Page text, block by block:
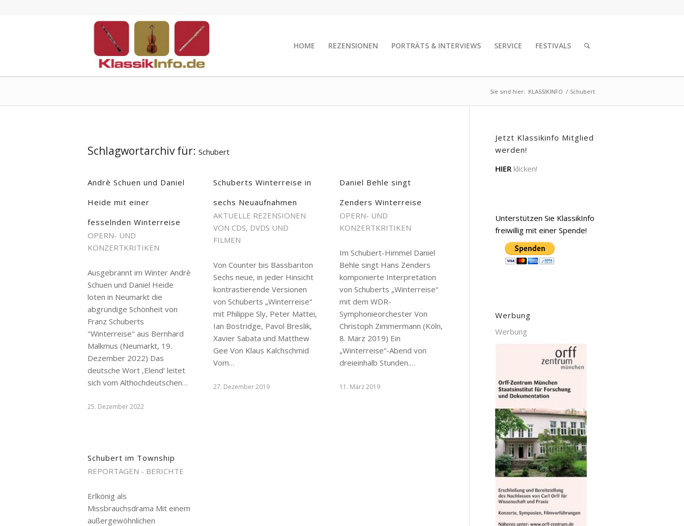
HOME REZENSIONEN PORTRÄTS & INTERVIEWS SERVICE FESTIVALS
Sie sind hier: KLASSIKINFO / Schubert
Schlagwortarchiv für: Schubert
Andrè Schuen und Daniel
Heide mit einer
fesselnden Winterreise
OPERN- UND
KONZERTKRITIKEN
Ausgebrannt im Winter Andrè
Schuen und Daniel Heide
loten in Neumarkt die
abgründige Schönheit von
Franz Schuberts
"Winterreise" aus Bernhard
Malkmus (Neumarkt, 19.
Dezember 2022) Das
deutsche Wort ‚Elend‘ leitet
sich vom Althochdeutschen…
25. Dezember 2022
Schuberts Winterreise in
sechs Neuaufnahmen
AKTUELLE REZENSIONEN
VON CDS, DVDS UND
FILMEN
Von Counter bis Bassbariton
Sechs neue, in jeder Hinsicht
kontrastierende Versionen
von Schuberts „Winterreise“
mit Philippe Sly, Peter Mattei,
Ian Bostridge, Pavol Breslik,
Xavier Sabata und Matthew
Gee Von Klaus Kalchschmid
Vom…
27. Dezember 2019
Daniel Behle singt
Zenders Winterreise
OPERN- UND
KONZERTKRITIKEN
Im Schubert-Himmel Daniel
Behle singt Hans Zenders
komponierte Interpretation
von Schuberts „Winterreise“
mit dem WDR-
Symphonieorchester Von
Christoph Zimmermann (Köln,
8. März 2019) Ein
„Winterreise“-Abend von
dreieinhalb Stunden.…
11. März 2019
Schubert im Township
REPORTAGEN - BERICHTE
Erlkönig als
Missbrauchsdrama Mit einem
außergewöhnlichen
Jetzt Klassikinfo Mitglied
werden!
HIER klicken!
Unterstützen Sie KlassikInfo
freiwillig mit einer Spende!
Werbung
Werbung